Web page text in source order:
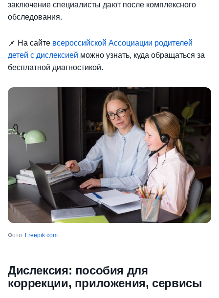
заключение специалисты дают после комплексного
обследования.
📌 На сайте всероссийской Ассоциации родителей
детей с дислексией можно узнать, куда обращаться за
бесплатной диагностикой.
Фото: Freepik.com
Дислексия: пособия для
коррекции, приложения, сервисы